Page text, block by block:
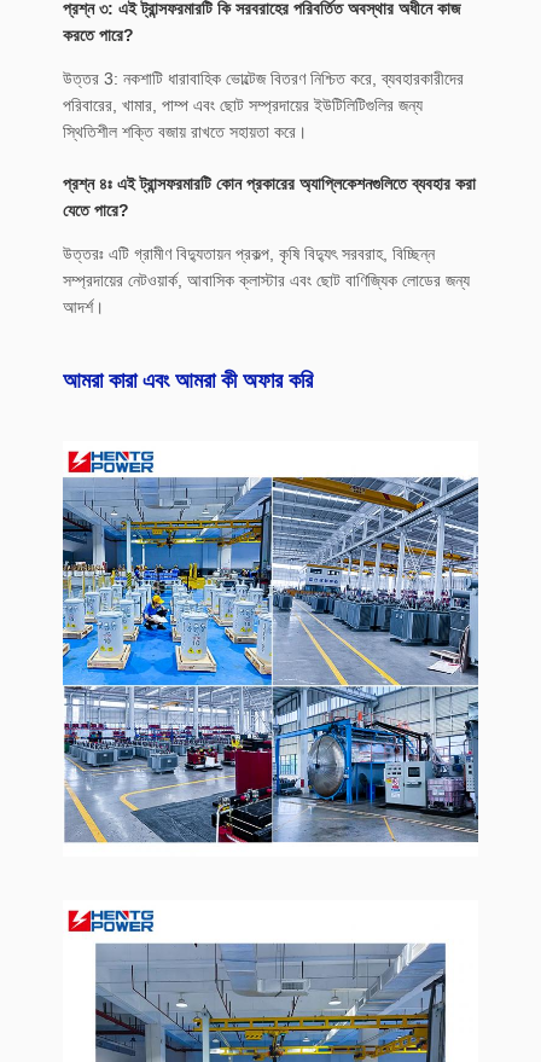
প্রশ্ন ৩: এই ট্রান্সফরমারটি কি সরবরাহের পরিবর্তিত অবস্থার অধীনে কাজ
করতে পারে?
উত্তর 3: নকশাটি ধারাবাহিক ভোল্টেজ বিতরণ নিশ্চিত করে, ব্যবহারকারীদের
পরিবারের, খামার, পাম্প এবং ছোট সম্প্রদায়ের ইউটিলিটিগুলির জন্য
স্থিতিশীল শক্তি বজায় রাখতে সহায়তা করে।
প্রশ্ন ৪ঃ এই ট্রান্সফরমারটি কোন প্রকারের অ্যাপ্লিকেশনগুলিতে ব্যবহার করা
যেতে পারে?
উত্তরঃ এটি গ্রামীণ বিদ্যুতায়ন প্রকল্প, কৃষি বিদ্যুৎ সরবরাহ, বিচ্ছিন্ন
সম্প্রদায়ের নেটওয়ার্ক, আবাসিক ক্লাস্টার এবং ছোট বাণিজ্যিক লোডের জন্য
আদর্শ।
আমরা কারা এবং আমরা কী অফার করি